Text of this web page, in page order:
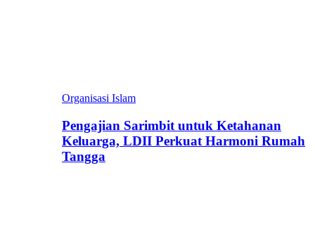
Organisasi Islam
Pengajian Sarimbit untuk Ketahanan
Keluarga, LDII Perkuat Harmoni Rumah
Tangga